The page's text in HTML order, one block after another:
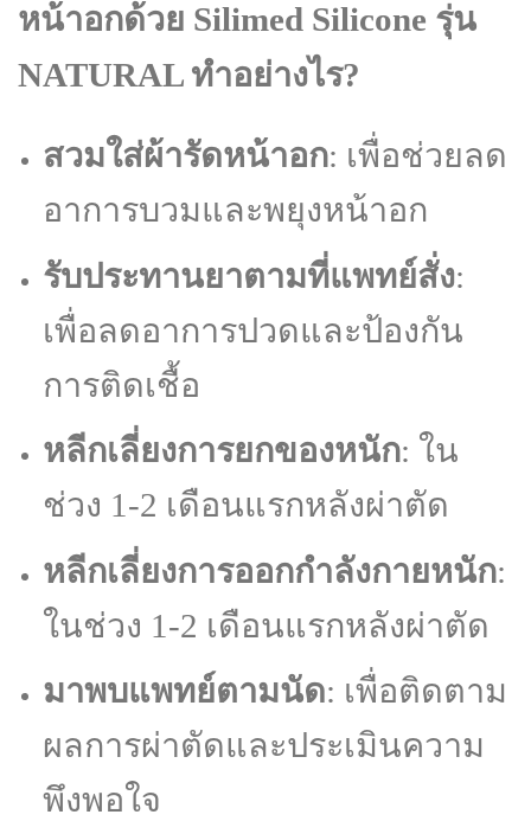
หน้าอกด้วย Silimed Silicone รุ่น
NATURAL ทำอย่างไร?
สวมใส่ผ้ารัดหน้าอก: เพื่อช่วยลด
อาการบวมและพยุงหน้าอก
รับประทานยาตามที่แพทย์สั่ง:
เพื่อลดอาการปวดและป้องกัน
การติดเชื้อ
หลีกเลี่ยงการยกของหนัก: ใน
ช่วง 1-2 เดือนแรกหลังผ่าตัด
หลีกเลี่ยงการออกกำลังกายหนัก:
ในช่วง 1-2 เดือนแรกหลังผ่าตัด
มาพบแพทย์ตามนัด: เพื่อติดตาม
ผลการผ่าตัดและประเมินความ
พึงพอใจ